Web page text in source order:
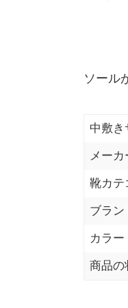
ソール
中敷
メー
靴カテ
ブラン
カラー
商品の